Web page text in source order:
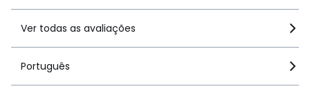
Ver todas as avaliações
Português